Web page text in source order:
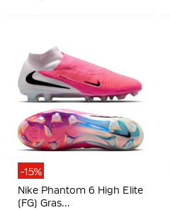
-15%
Nike Phantom 6 High Elite
(FG) Gras